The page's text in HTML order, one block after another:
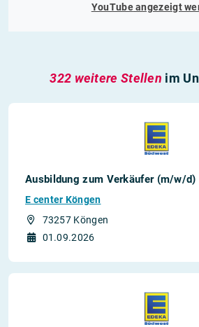
YouTubeangezeigt
322 weitere Stellen im
Ausbildung zum Verkäufer (m/w/
E center Köngen
73257 Köngen
01.09.2026